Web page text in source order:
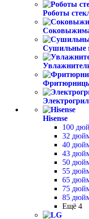
Роботы
Сушильные
Hisense
100
32
40
43
50
55
65
75
85
Ещё 4